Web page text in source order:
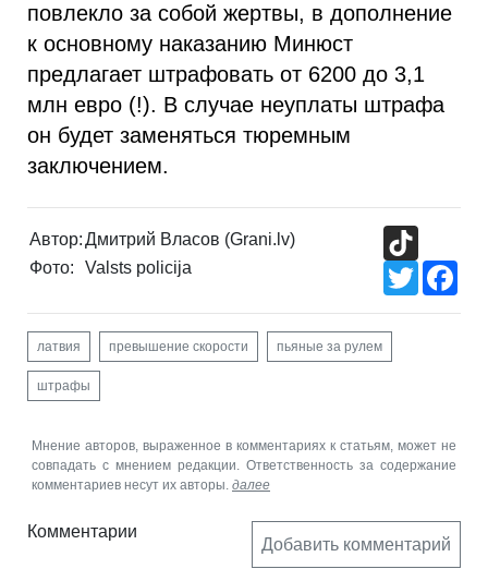
повлекло за собой жертвы, в дополнение
к основному наказанию Минюст
предлагает штрафовать от 6200 до 3,1
млн евро (!). В случае неуплаты штрафа
он будет заменяться тюремным
заключением.
Автор:Дмитрий Власов (Grani.lv)
Фото:
Valsts policija
Twitter
латвия превышение скорости пьяные за рулем
штрафы
Мнение авторов, выраженное в комментариях к статьям, может не
совпадать с мнением редакции. Ответственность за содержание
комментариев несут их авторы. далее
Комментарии
Добавить комментарий